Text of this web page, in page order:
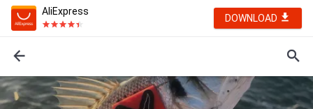
AliExpress
DOWNLOAD